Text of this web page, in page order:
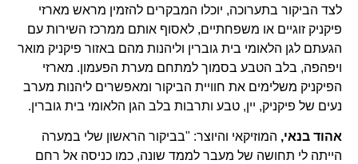
לצד הביקור בתערוכה, יוכלו המבקרים להזמין מראש מארזי
פיקניק זוגיים או משפחתיים, לאסוף אותם ממרכז השירות עם
הגעתם לגן הלאומי בית גוברין וליהנות מהם באזור פיקניק מואר
ויפהפה, בלב הטבע בסמוך למתחם מערת הפעמון. מארזי
הפיקניק משלימים את חוויית הביקור ומאפשרים ליהנות מערב
נעים של פיקניק, יין, טבע ותרבות בלב הגן הלאומי בית גוברין.
אהוד בנאי,המוזיקאי והיוצר: "בביקור הראשון שלי במערה
הייתה לי תחושה של מעבר לממד שונה, כמו כניסה אל רחם